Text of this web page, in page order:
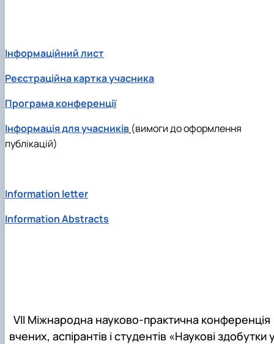
Інформаційний лист
Реєстраційна картка учасника
Програма конференції
Інформація для учасників (вимоги до оформлення
публікацій)
Information letter
Information Abstracts
VІІ Міжнародна науково-практична конференція
вчених, аспірантів і студентів «Наукові здобутки